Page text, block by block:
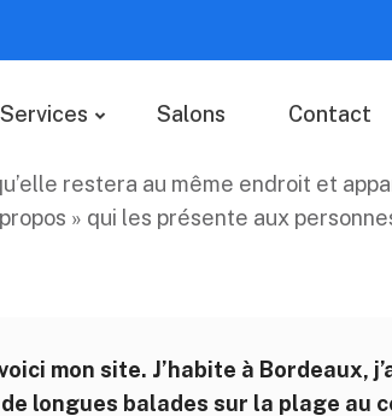
Services Salons Contact
restera au même endroit et
» qui les présente aux
mon site. J’habite à Bordeaux,
longues balades sur la plage au